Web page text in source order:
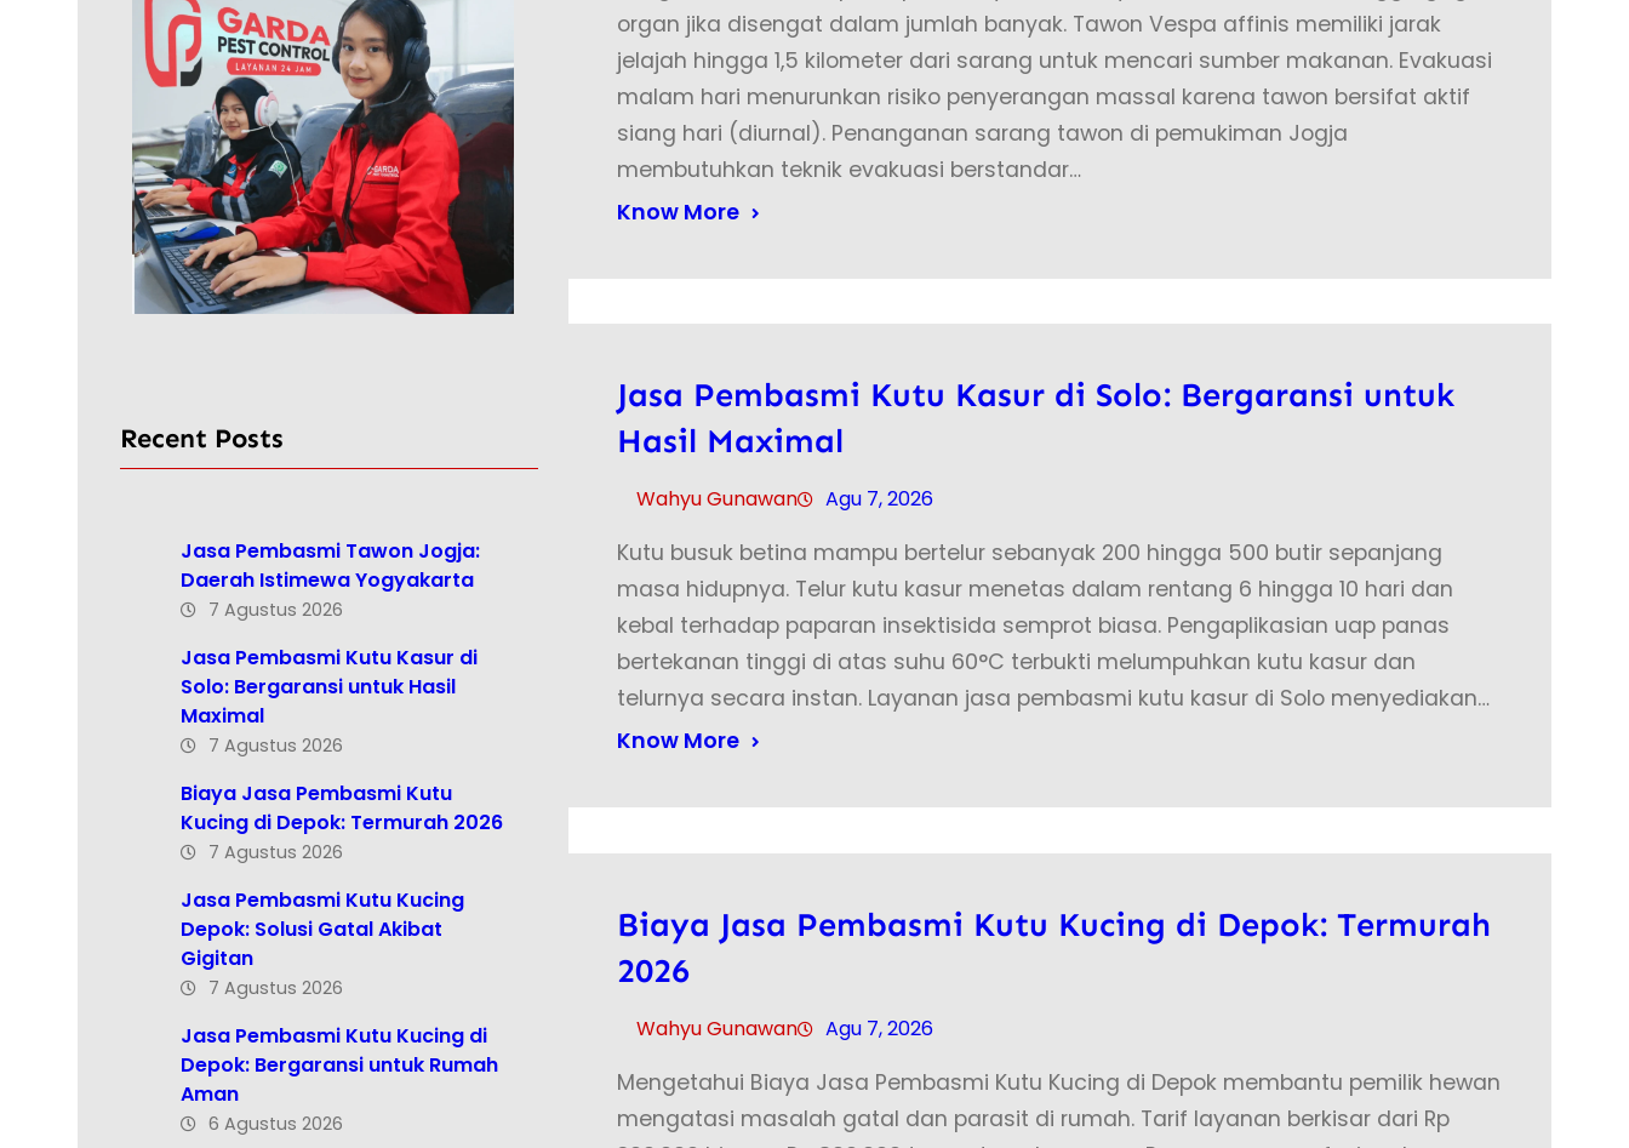
Recent Posts
Jasa Pembasmi Tawon Jogja:
Daerah Istimewa Yogyakarta
7 Agustus 2026
Jasa Pembasmi Kutu Kasur di
Solo: Bergaransi untuk Hasil
Maximal
7 Agustus 2026
Biaya Jasa Pembasmi Kutu
Kucing di Depok: Termurah 2026
7 Agustus 2026
Jasa Pembasmi Kutu Kucing
Depok: Solusi Gatal Akibat
Gigitan
7 Agustus 2026
Jasa Pembasmi Kutu Kucing di
Depok: Bergaransi untuk Rumah
Aman
6 Agustus 2026
organ jika disengat dalam jumlah banyak. Tawon Vespa affinis memiliki jarak
jelajah hingga 1,5 kilometer dari sarang untuk mencari sumber makanan. Evakuasi
malam hari menurunkan risiko penyerangan massal karena tawon bersifat aktif
siang hari (diurnal). Penanganan sarang tawon di pemukiman Jogja
membutuhkan teknik evakuasi berstandar…
Know More
Jasa Pembasmi Kutu Kasur di Solo: Bergaransi untuk
Hasil Maximal
Wahyu Gunawan Agu 7, 2026
Kutu busuk betina mampu bertelur sebanyak 200 hingga 500 butir sepanjang
masa hidupnya. Telur kutu kasur menetas dalam rentang 6 hingga 10 hari dan
kebal terhadap paparan insektisida semprot biasa. Pengaplikasian uap panas
bertekanan tinggi di atas suhu 60°C terbukti melumpuhkan kutu kasur dan
telurnya secara instan. Layanan jasa pembasmi kutu kasur di Solo menyediakan…
Know More
Biaya Jasa Pembasmi Kutu Kucing di Depok: Termurah
2026
Wahyu Gunawan Agu 7, 2026
Mengetahui Biaya Jasa Pembasmi Kutu Kucing di Depok membantu pemilik hewan
mengatasi masalah gatal dan parasit di rumah. Tarif layanan berkisar dari Rp